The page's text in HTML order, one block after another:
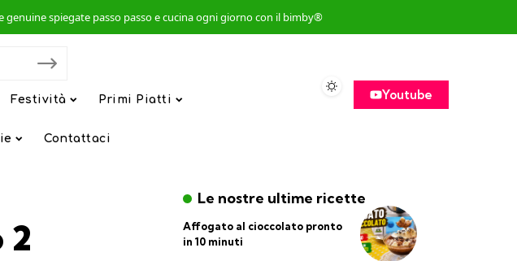
genuine spiegate passo passo e cucina ogni giorno con il bimby®
Festività Primi Piatti
Contattaci
Youtube
2
Le nostre ultime ricette
Affogato al cioccolato pronto
in 10 minuti